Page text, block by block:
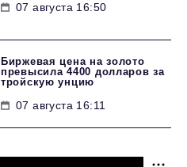
07 августа 16:50
Биржевая цена на золото
превысила 4400 долларов за
тройскую унцию
07 августа 16:11